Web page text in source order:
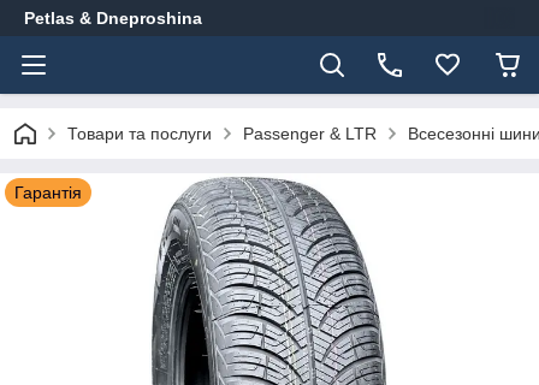
Petlas & Dneproshina
Товари та послуги Passenger & LTR Всесезонні
Гарантія